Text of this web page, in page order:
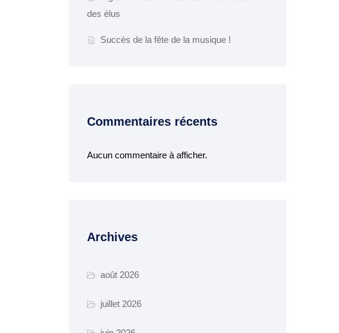
des élus
Succès de la fête de la musique !
Commentaires récents
Aucun commentaire à afficher.
Archives
août 2026
juillet 2026